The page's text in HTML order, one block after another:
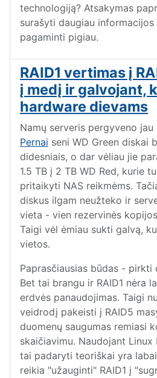
technologiją? Atsakymas
surašyti daugiau
pagaminti pigiau.
RAID1 vertimas į
į medį ir galvojant,
hardware dievams
Namų serveris pergyveno jau
Pernai seni WD Green diskai
didesniais, o dar vėliau jie
1.5 TB į 2 TB WD Red, kurie
pritaikyti NAS reikmėms.
diskus ilgam neužteko ir
vieta - vien rezervinės
Taigi vėl ėmiau sukti galvą,
vietos.
Paprasčiausias būdas - pirkti
Bet tai brangu ir RAID1 nėra
erdvės panaudojimas. Taigi
veidrodį pakeisti į RAID5
duomenų saugumas remiasi
skaičiavimu. Naudojant Linux
tai padaryti teoriškai yra
reikia "užauginti" RAID1 į